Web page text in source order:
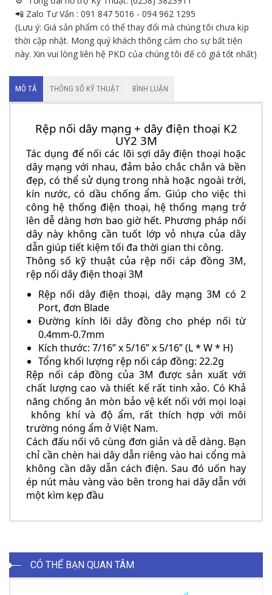
📲 Zalo Tư Vấn : 091 847 5016 - 094 962 1295
(Lưu ý: Giá sản phẩm có thể thay đổi mà chúng tôi chưa kịp
thời cập nhật. Mong quý khách thông cảm cho sự bất tiện
này. Xin vui lòng liên hệ PKD của chúng tôi để có giá tốt nhất)
MÔ TẢ THÔNG SỐ KỸ THUẬT BÌNH LUẬN
Rệp nối dây mạng + dây điện thoại K2
UY2 3M
Tác dụng để nối các lõi sợi dây điện thoại hoặc
dây mạng với nhau, đảm bảo chắc chắn và bền
đẹp, có thể sử dụng trong nhà hoặc ngoài trời,
kín nước, có dầu chống ẩm. Giúp cho việc thi
công hệ thống điện thoại, hệ thống mạng trở
lên dễ dàng hơn bao giờ hết. Phương pháp nối
dây này không cần tuốt lớp vỏ nhựa của dây
dẫn giúp tiết kiệm tối đa thời gian thi công.
Thông số kỹ thuật của rệp nối cáp đồng 3M,
rệp nối dây điện thoại 3M
Rệp nối dây điện thoại, dây mạng 3M có 2
Port, đơn Blade
Đường kính lõi dây đồng cho phép nối từ
0.4mm-0.7mm
Kích thước: 7/16” x 5/16” x 5/16” (L * W * H)
Tổng khối lượng rệp nối cáp đồng: 22.2g
Rệp nối cáp đồng của 3M được sản xuất với
chất lượng cao và thiết kế rất tinh xảo. Có Khả
năng chống ăn mòn bảo vệ kết nối với mọi loại
không khí và độ ẩm, rất thích hợp với môi
trường nóng ẩm ở Việt Nam.
Cách đấu nối vô cùng đơn giản và dễ dàng. Bạn
chỉ cần chèn hai dây dẫn riêng vào hai cổng mà
không cần dây dẫn cách điện. Sau đó uốn hay
ép nút màu vàng vào bên trong hai dây dẫn với
một kìm kẹp đầu
CÓ THỂ BẠN QUAN TÂM